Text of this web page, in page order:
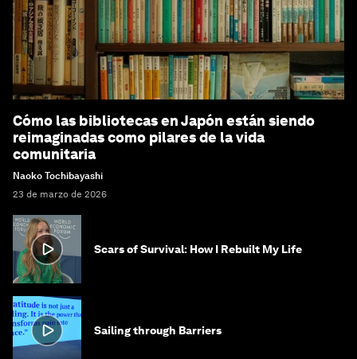
Cómo las bibliotecas en Japón están siendo
reimaginadas como pilares de la vida
comunitaria
Naoko Tochibayashi
23 de marzo de 2026
Scars of Survival: How I Rebuilt My Life
Sailing through Barriers